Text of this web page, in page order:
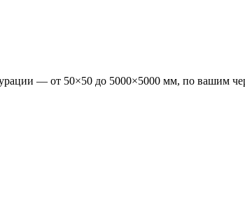
— от 50×50 до 5000×5000 мм, по вашим